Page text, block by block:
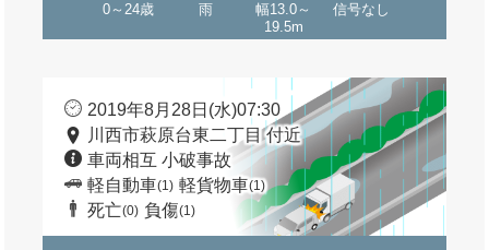
0～24歳 雨
幅13.0～
19.5m
信号なし
2019年8月28日(水)07:30
川西市萩原台東二丁目 付近
車両相互 小破事故
軽自動車(1) 軽貨物車(1)
死亡(0) 負傷(1)